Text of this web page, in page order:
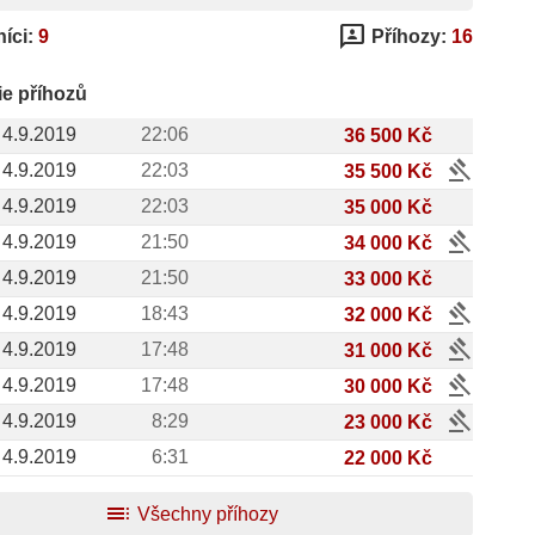
9 3p Příhozy: 16
příhozů
4.9.2019
22:06
36 500 Kč
4.9.2019
22:03 35 500 Kč gavel
4.9.2019 22:03
35 000 Kč
4.9.2019
21:50 34 000 Kč gavel
4.9.2019 21:50
33 000 Kč
4.9.2019
18:43 32 000 Kč gavel
4.9.2019 17:48 31 000 Kč gavel
4.9.2019 17:48 30 000 Kč gavel
4.9.2019 8:29 23 000 Kč gavel
4.9.2019 6:31 22 000 Kč
toc Všechny příhozy